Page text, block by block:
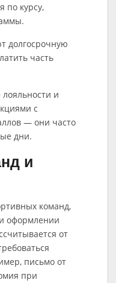
по курсу,
долгосрочную
часть
и
с
— они часто
дни.
и
команд,
оформлении
от
письмо от
при